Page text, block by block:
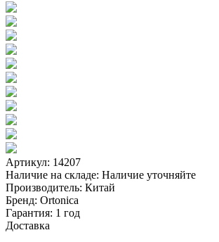
Артикул: 14207
Наличие на складе: Наличие уточняйте
Производитель: Китай
Бренд: Ortonica
Гарантия: 1 год
Доставка